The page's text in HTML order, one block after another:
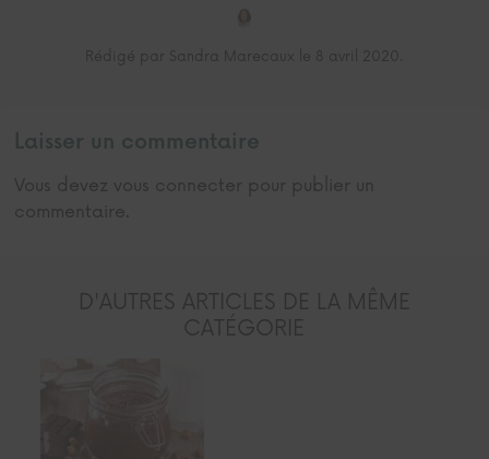
Rédigé par Sandra Marecaux le 8 avril 2020.
Laisser un commentaire
Vous devez vous connecter pour publier un
commentaire.
D'AUTRES ARTICLES DE LA MÊME
CATÉGORIE